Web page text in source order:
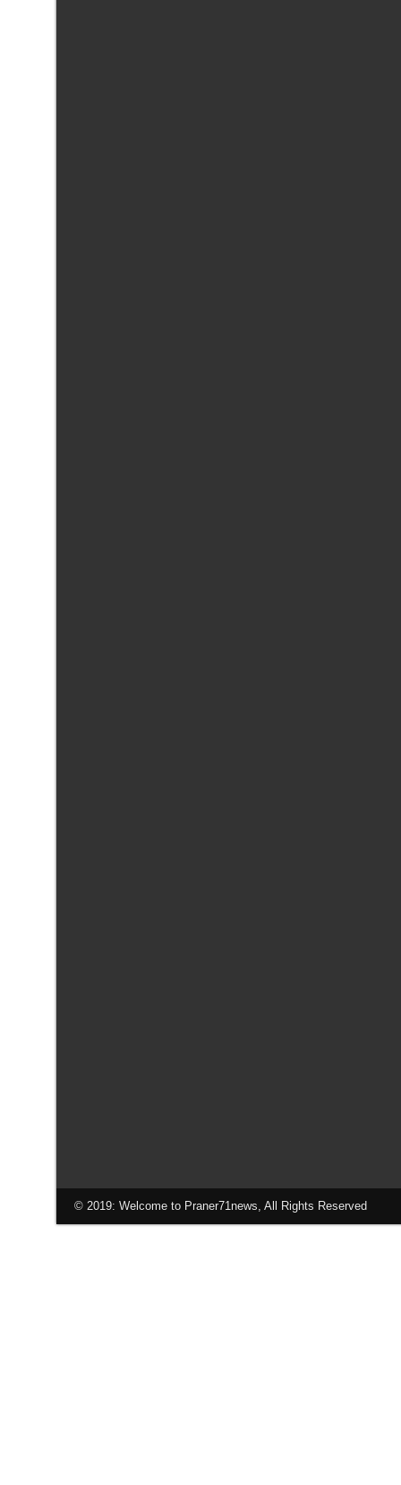
© 2019: Welcome to Praner71news, All Rights Reserved